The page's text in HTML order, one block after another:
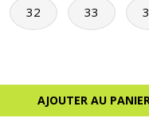
32 33
AJOUTER AU